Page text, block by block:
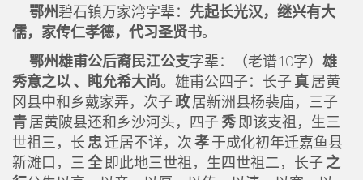
鄂州碧石镇万家湾字辈： 先起长光汉，继兴有大
儒，家传仁孝德，代习圣贤书。
鄂州雄甫公后裔民江公支字辈：（老谱10字） 雄
秀意之以 、盹允希大尚。雄甫公四子：长子真居黄
冈县中和乡戴家弄，次子政居新洲县杨裴庙，三子
青居黄陂县还和乡沙河头，四子秀 即该支祖，生三
世祖三，长 忠迁居不详，次孝于成化初年迁嘉鱼县
新滩口，三 全即此地三世祖，生四世祖二，长子之